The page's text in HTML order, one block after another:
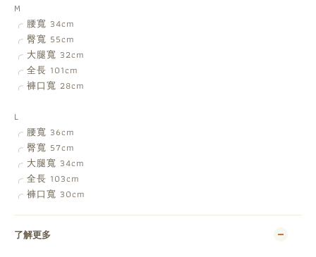
M
╭ 腰寬 34cm
╭ 臀寬 55cm
╭ 大腿寬 32cm
╭ 全長 101cm
╭ 褲口寬 28cm
L
╭ 腰寬 36cm
╭ 臀寬 57cm
╭ 大腿寬 34cm
╭ 全長 103cm
╭ 褲口寬 30cm
了解更多